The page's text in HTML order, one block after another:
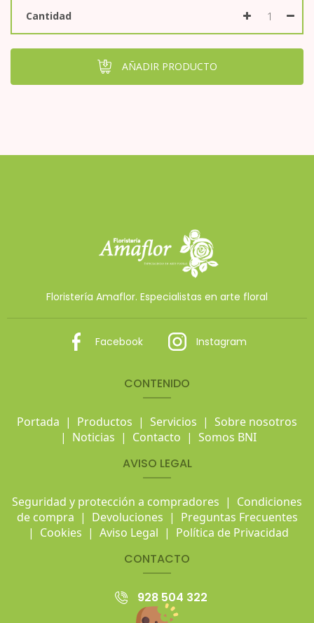
Cantidad
AÑADIR PRODUCTO
Floristería Amaflor. Especialistas en arte floral
Facebook Instagram
CONTENIDO
Portada | Productos | Servicios | Sobre nosotros
| Noticias | Contacto | Somos BNI
AVISO LEGAL
Seguridad y protección a compradores | Condiciones
de compra | Devoluciones | Preguntas Frecuentes
| Cookies | Aviso Legal | Política de Privacidad
CONTACTO
928 504 322